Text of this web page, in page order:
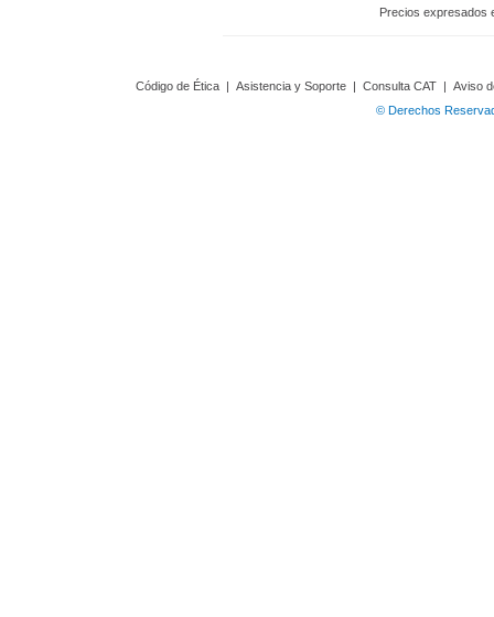
Precios expresados
Código de Ética | Asistencia y Soporte | Consulta CAT | Aviso
© Derechos